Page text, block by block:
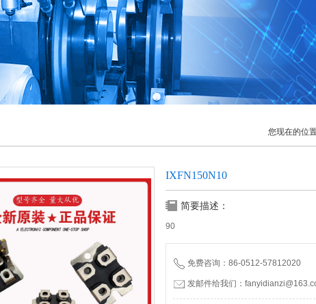
您现在的位置
IXFN150N10
简要描述：
90
免费咨询：86-0512-57812020
发邮件给我们：